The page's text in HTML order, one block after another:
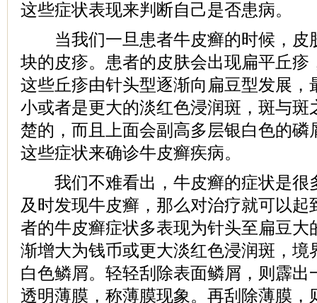
这些症状表现来判断自己是否患病。
当我们一旦患者牛皮癣的时候，皮
块的皮疹。患者的皮肤会出现扁平丘疹
这些丘疹由针头型逐渐向扁豆型发展，
小或者是更大的淡红色浸润斑，斑与斑
楚的，而且上面会副高多层银白色的磷
这些症状来确诊牛皮癣疾病。
我们不难看出，牛皮癣的症状是很
及时发现牛皮癣，那么对治疗就可以起
者的牛皮癣症状多表现为针头至扁豆大
渐增大为钱币或更大淡红色浸润斑，境
白色鳞屑。轻轻刮除表面鳞屑，则霹出
透明薄膜，称薄膜现象。再刮除薄膜，